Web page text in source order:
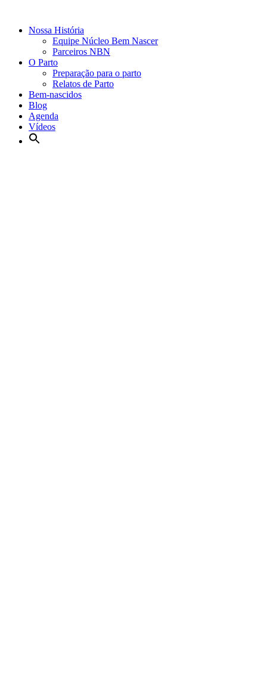
Nossa História
Equipe Núcleo Bem Nascer
Parceiros NBN
O Parto
Preparação para o parto
Relatos de Parto
Bem-nascidos
Blog
Agenda
Vídeos